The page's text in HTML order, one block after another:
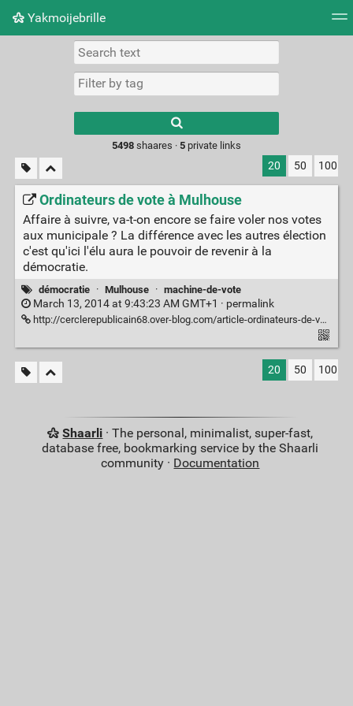
Yakmoijebrille
Picture wall
results.
5498shaares · 5private links
20 50 100
Ordinateurs de vote à Mulhouse
Affaire à suivre, va-t-on encore se faire voler nos votes
aux municipale ? La différence avec les autres élection
c'est qu'ici l'élu aura le pouvoir de revenir à la
démocratie.
démocratie · Mulhouse · machine-de-vote
March 13, 2014 at 9:43:23 AM GMT+1 · permalink
http://cerclerepublicain68.over-blog.com/article-ordinateurs-de-vote-question-du-cercle-republicain-68-aux-candidats-municipales-2014-122894141.html
20 50 100
Shaarli · The personal, minimalist, super-fast,
database free, bookmarking service by the Shaarli
community · Documentation